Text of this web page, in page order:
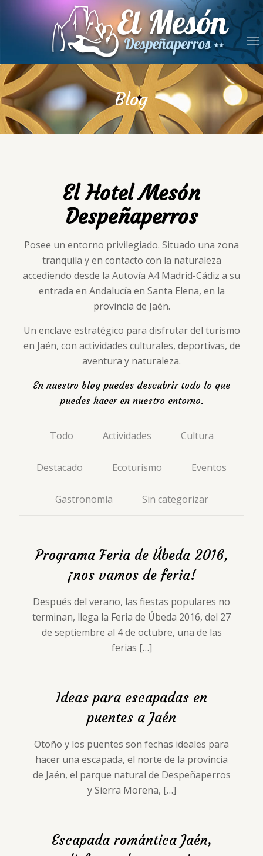
Blog
El Hotel Mesón
Despeñaperros
Posee un entorno privilegiado. Situado una zona
tranquila y en contacto con la naturaleza
accediendo desde la Autovía A4 Madrid-Cádiz a su
entrada en Andalucía en Santa Elena, en la
provincia de Jaén.
Un enclave estratégico para disfrutar del turismo
en Jaén, con actividades culturales, deportivas, de
aventura y naturaleza.
En nuestro blog puedes descubrir todo lo que
puedes hacer en nuestro entorno.
Todo Actividades Cultura
Destacado Ecoturismo Eventos
Gastronomía Sin categorizar
Programa Feria de Úbeda 2016,
¡nos vamos de feria!
Después del verano, las fiestas populares no
terminan, llega la Feria de Úbeda 2016, del 27
de septiembre al 4 de octubre, una de las
ferias […]
Ideas para escapadas en
puentes a Jaén
Otoño y los puentes son fechas ideales para
hacer una escapada, el norte de la provincia
de Jaén, el parque natural de Despeñaperros
y Sierra Morena, […]
Escapada romántica Jaén,